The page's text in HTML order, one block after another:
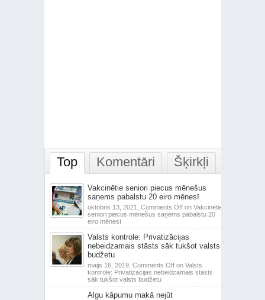
Top Komentāri Šķirkļi
Vakcinētie seniori piecus mēnešus
saņems pabalstu 20 eiro mēnesī
oktobris 13, 2021, Comments Offon Vakcinētie
seniori piecus mēnešus saņems pabalstu 20
eiro mēnesī
Valsts kontrole: Privatizācijas
nebeidzamais stāsts sāk tukšot valsts
budžetu
maijs 16, 2019, Comments Offon Valsts
kontrole: Privatizācijas nebeidzamais stāsts
sāk tukšot valsts budžetu
Algu kāpumu makā nejūt